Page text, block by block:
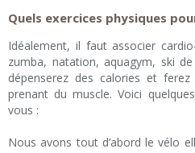
Quels exercices physiques
Idéalement, il faut associer
zumba, natation, aquagym, ski
dépenserez des calories et
prenant du muscle. Voici
vous :
Nous avons tout d’abord le vélo